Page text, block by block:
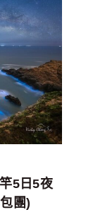
5日5夜
團)